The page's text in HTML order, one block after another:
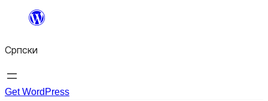
Скочи
садржај
Српски
Get WordPress